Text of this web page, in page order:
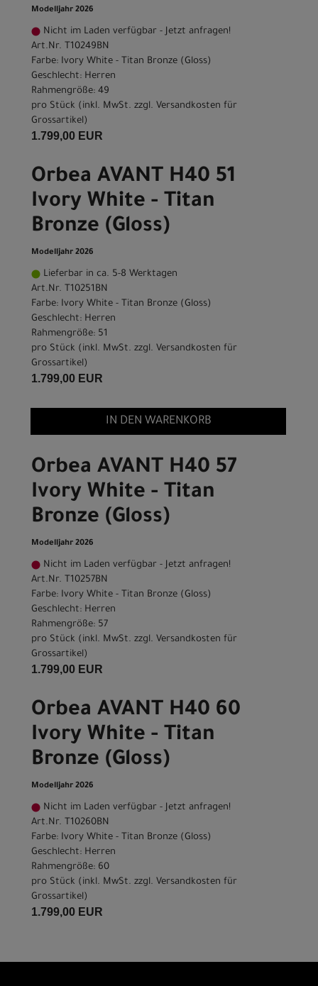
Modelljahr 2026
Nicht im Laden verfügbar - Jetzt anfragen!
Art.Nr. T10249BN
Farbe: Ivory White - Titan Bronze (Gloss)
Geschlecht: Herren
Rahmengröße: 49
pro Stück (inkl. MwSt. zzgl. Versandkosten für
Grossartikel)
1.799,00 EUR
Orbea AVANT H40 51
Ivory White - Titan
Bronze (Gloss)
Modelljahr 2026
Lieferbar in ca. 5-8 Werktagen
Art.Nr. T10251BN
Farbe: Ivory White - Titan Bronze (Gloss)
Geschlecht: Herren
Rahmengröße: 51
pro Stück (inkl. MwSt. zzgl. Versandkosten für
Grossartikel)
1.799,00 EUR
IN DEN WARENKORB
Orbea AVANT H40 57
Ivory White - Titan
Bronze (Gloss)
Modelljahr 2026
Nicht im Laden verfügbar - Jetzt anfragen!
Art.Nr. T10257BN
Farbe: Ivory White - Titan Bronze (Gloss)
Geschlecht: Herren
Rahmengröße: 57
pro Stück (inkl. MwSt. zzgl. Versandkosten für
Grossartikel)
1.799,00 EUR
Orbea AVANT H40 60
Ivory White - Titan
Bronze (Gloss)
Modelljahr 2026
Nicht im Laden verfügbar - Jetzt anfragen!
Art.Nr. T10260BN
Farbe: Ivory White - Titan Bronze (Gloss)
Geschlecht: Herren
Rahmengröße: 60
pro Stück (inkl. MwSt. zzgl. Versandkosten für
Grossartikel)
1.799,00 EUR